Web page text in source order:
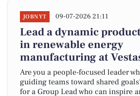
JOBNYT 09-07-2026 21:11
Lead a dynamic
in renewable energy
manufacturing at
Are you a people-focused leader
guiding teams toward shared
for a Group Lead who can inspire